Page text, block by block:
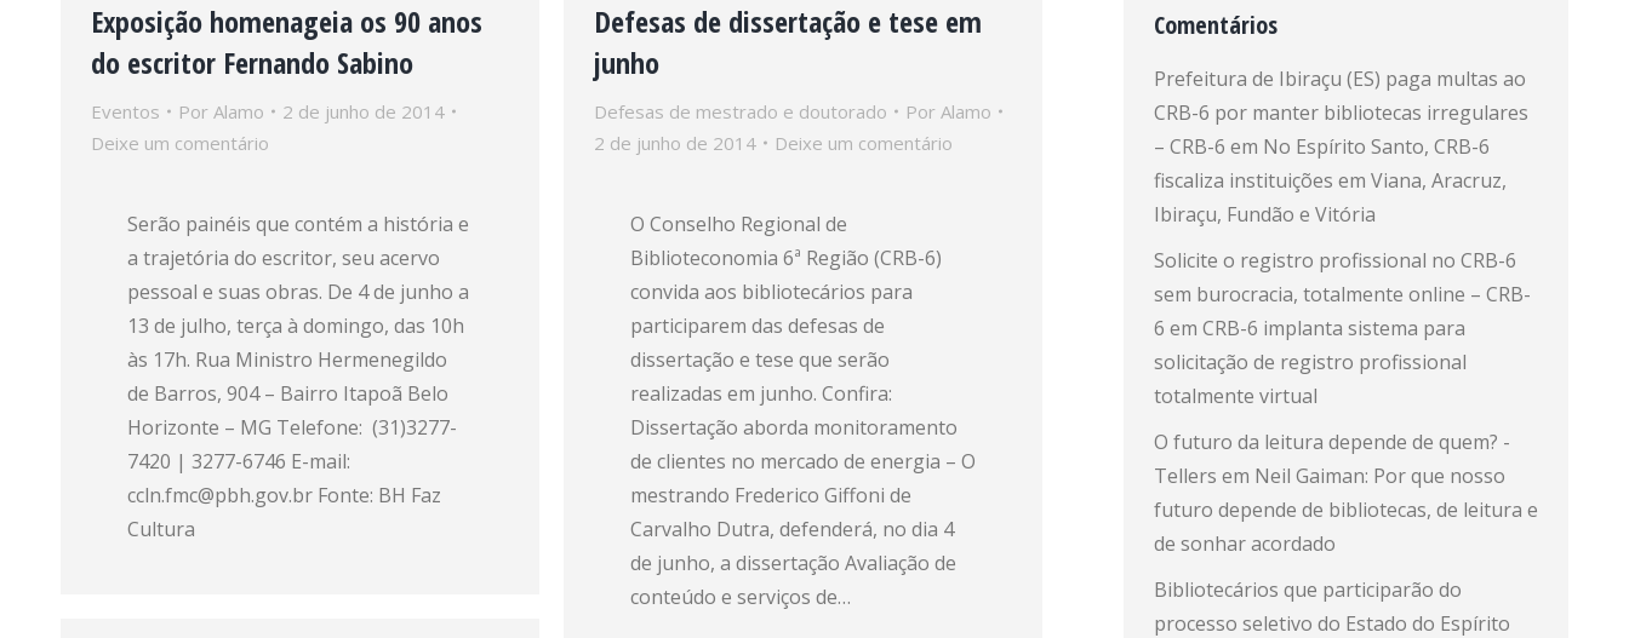
Exposição homenageia os 90 anos
do escritor Fernando Sabino
Eventos Por Alamo
2 de junho de 2014
Deixe um comentário
Serão painéis que contém a história e
a trajetória do escritor, seu acervo
pessoal e suas obras. De 4 de junho a
13 de julho, terça à domingo, das 10h
às 17h. Rua Ministro Hermenegildo
de Barros, 904 – Bairro Itapoã Belo
Horizonte – MG Telefone: (31)3277-
7420 | 3277-6746 E-mail:
ccln.fmc@pbh.gov.br Fonte: BH Faz
Cultura
Defesas de dissertação e tese em
junho
Defesas de mestrado e doutorado Por Alamo
2 de junho de 2014
Deixe um comentário
O Conselho Regional de
Biblioteconomia 6ª Região (CRB-6)
convida aos bibliotecários para
participarem das defesas de
dissertação e tese que serão
realizadas em junho. Confira:
Dissertação aborda monitoramento
de clientes no mercado de energia – O
mestrando Frederico Giffoni de
Carvalho Dutra, defenderá, no dia 4
de junho, a dissertação Avaliação de
conteúdo e serviços de…
Comentários
Prefeitura de Ibiraçu (ES) paga multas ao
CRB-6 por manter bibliotecas irregulares
– CRB-6 em No Espírito Santo, CRB-6
fiscaliza instituições em Viana, Aracruz,
Ibiraçu, Fundão e Vitória
Solicite o registro profissional no CRB-6
sem burocracia, totalmente online – CRB-
6 em CRB-6 implanta sistema para
solicitação de registro profissional
totalmente virtual
O futuro da leitura depende de quem? -
Tellers em Neil Gaiman: Por que nosso
futuro depende de bibliotecas, de leitura e
de sonhar acordado
Bibliotecários que participarão do
processo seletivo do Estado do Espírito